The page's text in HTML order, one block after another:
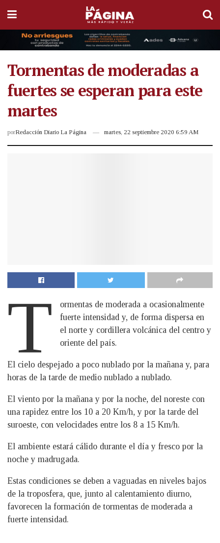
Tormentas de moderadas a
fuertes se esperan para este
martes
porRedacción Diario La Página martes, 22 septiembre 2020 6:59 AM
T
ormentas de moderada a ocasionalmente
fuerte intensidad y, de forma dispersa en
el norte y cordillera volcánica del centro y
oriente del país.
El cielo despejado a poco nublado por la mañana y, para
horas de la tarde de medio nublado a nublado.
El viento por la mañana y por la noche, del noreste con
una rapidez entre los 10 a 20 Km/h, y por la tarde del
suroeste, con velocidades entre los 8 a 15 Km/h.
El ambiente estará cálido durante el día y fresco por la
noche y madrugada.
Estas condiciones se deben a vaguadas en niveles bajos
de la troposfera, que, junto al calentamiento diurno,
favorecen la formación de tormentas de moderada a
fuerte intensidad.